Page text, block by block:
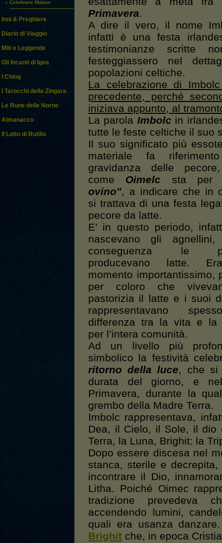
» Celebrare Mabon
Inni & Preghiere
Diario di Viaggio
Miti e Leggende
Gli Incanti di Igea
I Ching
I Tarocchi della Zingara
Le Rune delle Norne
Almanacco
Il Lotto di Rutilio
Primavera.
A dire il vero, il nome
infatti è una festa
testimonianze scritte
festeggiassero nel
popolazioni celtiche.
La celebrazione di
precedente, perché
iniziava appunto, al
La parola Imbolcin
tutte le feste celtiche il suo
Il suo significato più
materiale fa
gravidanza delle
come Oimelc sta
ovino", a indicare che in
si trattava di una festa
pecore da latte.
E’ in questo periodo,
nascevano gli
conseguenza le
producevano latte.
momento importantissimo,
per coloro che
pastorizia il latte e i suoi
rappresentavano
differenza tra la vita e la
per l’intera comunità.
Ad un livello più
simbolico la festività
ritorno della luce, che si
durata del giorno, e
Primavera, durante la
grembo della Madre Terra.
Imbolc rappresentava,
Dea, il Cielo, il Sole, il dio
Terra, la Luna, Brighit: la
Dopo essere discesa nel
stanca, sterile e
incontrare il Dio,
Litha. Poiché Oimec
tradizione prevedeva
accendendo lumini,
quali era usanza
Brighit che, in epoca